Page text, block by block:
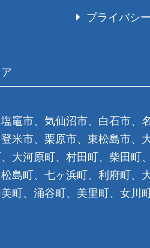
プライバシ
竈市、気仙沼市、白石市、
米市、栗原市、東松島市、
大河原町、村田町、柴田町
島町、七ヶ浜町、利府町、
町、涌谷町、美里町、女川